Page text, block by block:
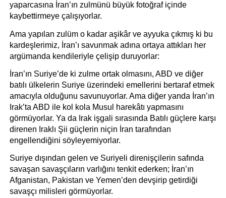
yaparcasına İran’ın zulmünü büyük fotoğraf içinde
kaybettirmeye çalışıyorlar.
Ama yapılan zulüm o kadar aşikâr ve ayyuka çıkmış ki bu
kardeşlerimiz, İran’ı savunmak adına ortaya attıkları her
argümanda kendileriyle çelişip duruyorlar:
İran’ın Suriye’de ki zulme ortak olmasını, ABD ve diğer
batılı ülkelerin Suriye üzerindeki emellerini bertaraf etmek
amacıyla olduğunu savunuyorlar. Ama diğer yanda İran’ın
Irak’ta ABD ile kol kola Musul harekâtı yapmasını
görmüyorlar. Ya da Irak işgali sırasında Batılı güçlere karşı
direnen Iraklı Şii güçlerin niçin İran tarafından
engellendiğini söyleyemiyorlar.
Suriye dışından gelen ve Suriyeli direnişçilerin safında
savaşan savaşçıların varlığını tenkit ederken; İran’ın
Afganistan, Pakistan ve Yemen’den devşirip getirdiği
savaşçı milisleri görmüyorlar.